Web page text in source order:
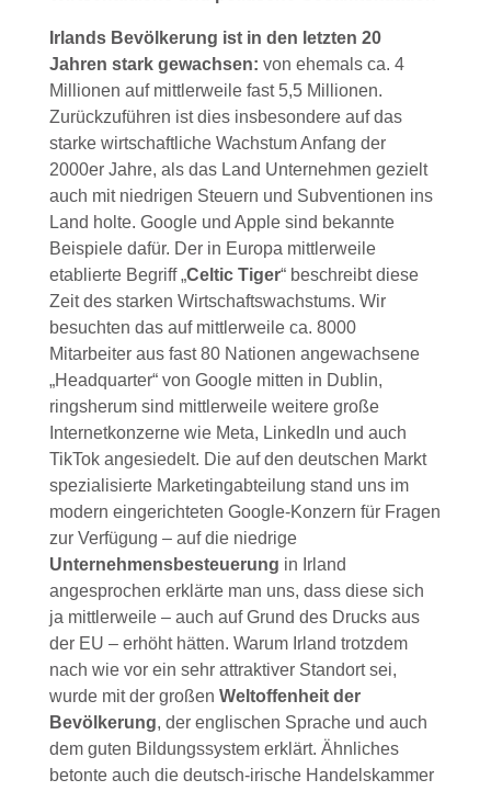
Irlands Bevölkerung ist in den letzten 20
Jahren stark gewachsen: von ehemals ca. 4
Millionen auf mittlerweile fast 5,5 Millionen.
Zurückzuführen ist dies insbesondere auf das
starke wirtschaftliche Wachstum Anfang der
2000er Jahre, als das Land Unternehmen gezielt
auch mit niedrigen Steuern und Subventionen ins
Land holte. Google und Apple sind bekannte
Beispiele dafür. Der in Europa mittlerweile
etablierte Begriff „Celtic Tiger“ beschreibt diese
Zeit des starken Wirtschaftswachstums. Wir
besuchten das auf mittlerweile ca. 8000
Mitarbeiter aus fast 80 Nationen angewachsene
„Headquarter“ von Google mitten in Dublin,
ringsherum sind mittlerweile weitere große
Internetkonzerne wie Meta, LinkedIn und auch
TikTok angesiedelt. Die auf den deutschen Markt
spezialisierte Marketingabteilung stand uns im
modern eingerichteten Google-Konzern für Fragen
zur Verfügung – auf die niedrige
Unternehmensbesteuerung in Irland
angesprochen erklärte man uns, dass diese sich
ja mittlerweile – auch auf Grund des Drucks aus
der EU – erhöht hätten. Warum Irland trotzdem
nach wie vor ein sehr attraktiver Standort sei,
wurde mit der großen Weltoffenheit der
Bevölkerung, der englischen Sprache und auch
dem guten Bildungssystem erklärt. Ähnliches
betonte auch die deutsch-irische Handelskammer